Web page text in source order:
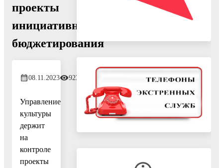
проекты
инициативного
бюджетирования
08.11.2023 923
Управление
культуры
держит
на
контроле
проекты